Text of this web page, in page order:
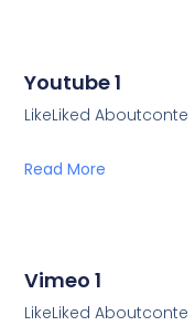
Youtube 1
LikeLiked Aboutconte
Read More
Vimeo 1
LikeLiked Aboutconte